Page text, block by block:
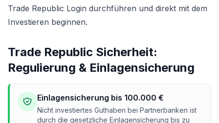
Trade Republic Login durchführen und direkt mit dem
Investieren beginnen.
Trade Republic Sicherheit:
Regulierung & Einlagensicherung
Einlagensicherung bis 100.000 €
Nicht investiertes Guthaben bei Partnerbanken ist
durch die gesetzliche Einlagensicherung bis zu